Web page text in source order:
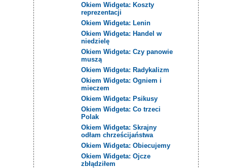
Okiem Widgeta: Koszty
reprezentacji
Okiem Widgeta: Lenin
Okiem Widgeta: Handel w
niedzielę
Okiem Widgeta: Czy panowie
muszą
Okiem Widgeta: Radykalizm
Okiem Widgeta: Ogniem i
mieczem
Okiem Widgeta: Psikusy
Okiem Widgeta: Co trzeci
Polak
Okiem Widgeta: Skrajny
odłam chrześcijaństwa
Okiem Widgeta: Obiecujemy
Okiem Widgeta: Ojcze
zbłądziłem